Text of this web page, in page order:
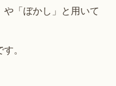
「ぼかし」と用いて
。